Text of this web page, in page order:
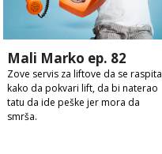
Mali Marko ep. 82
Zove servis za liftove da se raspita
kako da pokvari lift, da bi naterao
tatu da ide peške jer mora da
smrša.